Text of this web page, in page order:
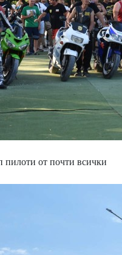
пилоти от почти всички